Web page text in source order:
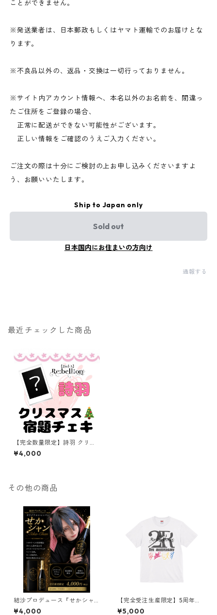
ことができません。
※発送業者は、日本郵政もしくはヤマト運輸でのお届けとな
ります。
※不良品以外の、返品・交換は一切行っておりません。
※サイト内アカウント情報へ、本名以外のお名前を、間違っ
たご住所をご登録の場合、
正常に配送ができない可能性がございます。
正しい情報をご確認のうえご入力ください。
ご注文の際は十分にご検討の上お申し込みくださいますよ
う、お願いいたします。
Ship to Japan only
Sold out
日本国内にお住まいの方向け
通報する
最近チェックした商品
【完全数量限定】詩羽 クリス
マス宿題チェキ
¥4,000
その他の商品
結沙プロデュース『せかシャ
ン』
¥4,000
【完全受注生産限定】5周年記
念限定Tシャツ
¥5,000